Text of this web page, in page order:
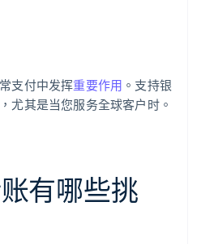
支付中发挥重要作用 。支持银
尤其是当您服务全球客户时。
有哪些挑